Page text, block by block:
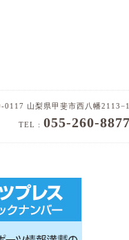
0117 山梨県甲斐市西八幡
TEL : 055-260-